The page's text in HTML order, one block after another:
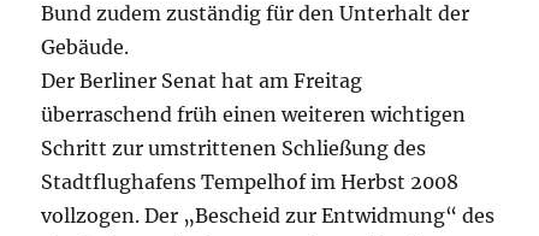
Bund zudem zuständig für den Unterhalt der
Gebäude.
Der Berliner Senat hat am Freitag
überraschend früh einen weiteren wichtigen
Schritt zur umstrittenen Schließung des
Stadtflughafens Tempelhof im Herbst 2008
vollzogen. Der „Bescheid zur Entwidmung“ des